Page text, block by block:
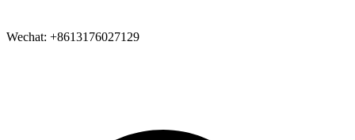
Wechat: +8613176027129